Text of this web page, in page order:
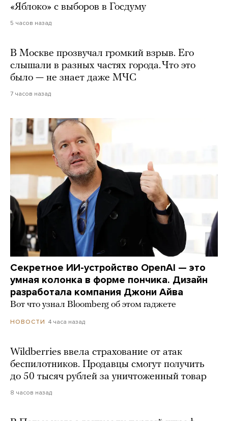
«Яблоко» с выборов в Госдуму
5 часов назад
В Москве прозвучал громкий взрыв. Его
слышали в разных частях города. Что это
было — не знает даже МЧС
7 часов назад
Секретное ИИ-устройство OpenAI — это
умная колонка в форме пончика. Дизайн
разработала компания Джони Айва
Вот что узнал Bloomberg об этом гаджете
НОВОСТИ 4 часа назад
Wildberries ввела страхование от атак
беспилотников. Продавцы смогут получить
до 50 тысяч рублей за уничтоженный товар
8 часов назад